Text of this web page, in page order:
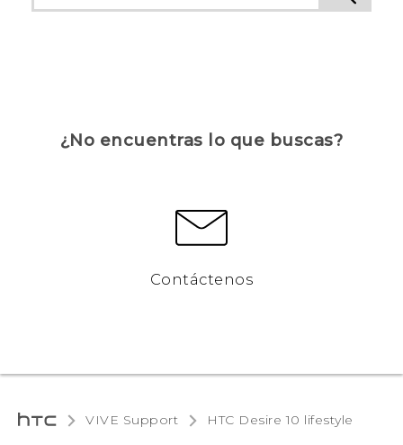
¿No encuentras lo que buscas?
Contáctenos
VIVE Support HTC Desire 10 lifestyle‎